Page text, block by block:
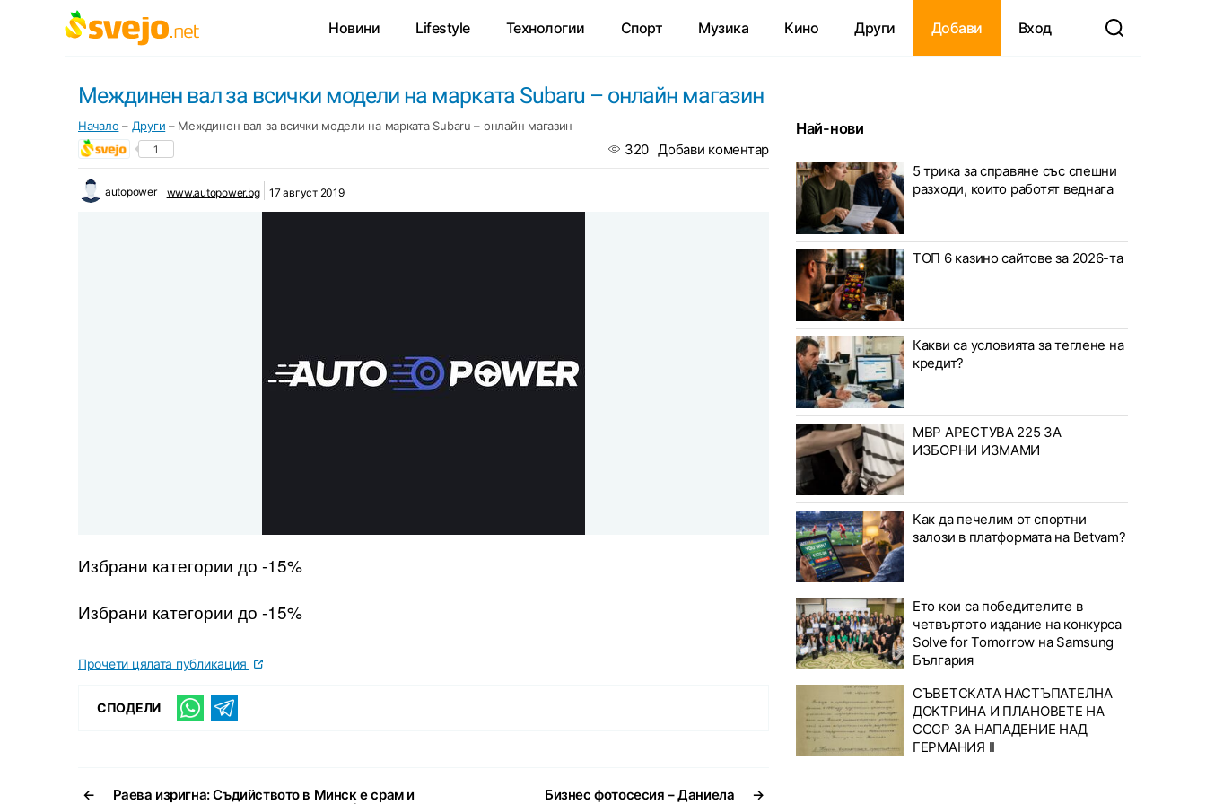
Новини Lifestyle Технологии Спорт Музика Кино Други Добави Вход
Междинен вал за всички модели на марката Subaru – онлайн магазин
Начало – Други – Междинен вал за всички модели на марката Subaru – онлайн магазин
1 320 Добави коментар
autopower www.autopower.bg 17 август 2019
Избрани категории до -15%
Избрани категории до -15%
Прочети цялата публикация
СПОДЕЛИ
←
Раева изригна: Съдийството в Минск е срам и
→
Бизнес фотосесия – Даниела
Най-нови
5 трика за справяне със спешни
разходи, които работят веднага
ТОП 6 казино сайтове за 2026-та
Какви са условията за теглене на
кредит?
МВР АРЕСТУВА 225 ЗА
ИЗБОРНИ ИЗМАМИ
Как да печелим от спортни
залози в платформата на Betvam?
Ето кои са победителите в
четвъртото издание на конкурса
Solve for Tomorrow на Samsung
България
СЪВЕТСКАТА НАСТЪПАТЕЛНА
ДОКТРИНА И ПЛАНОВЕТЕ НА
СССР ЗА НАПАДЕНИЕ НАД
ГЕРМАНИЯ II